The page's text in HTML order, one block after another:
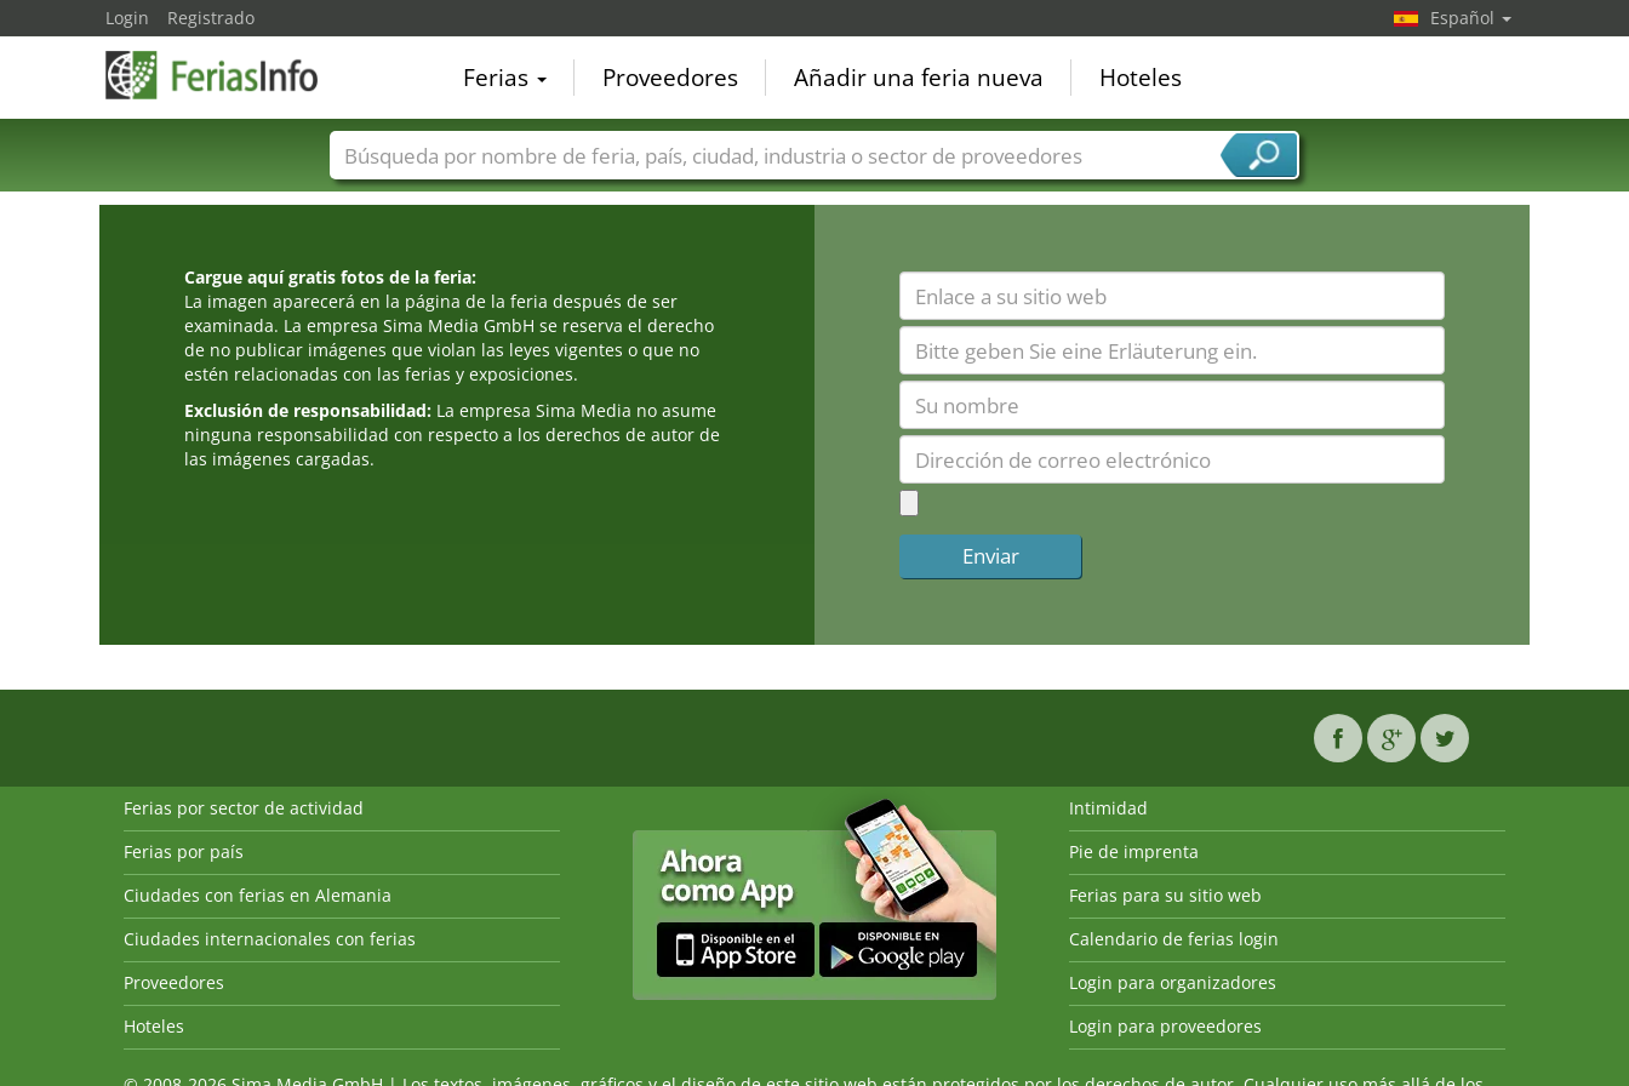
Cargue aquí gratis fotos de la feria:
La imagen aparecerá en la página de la feria después de ser
examinada. La empresa Sima Media GmbH se reserva el derecho
de no publicar imágenes que violan las leyes vigentes o que no
estén relacionadas con las ferias y exposiciones.
Exclusión de responsabilidad: La empresa Sima Media no asume
ninguna responsabilidad con respecto a los derechos de autor de
las imágenes cargadas.
Login Registrado Español
Ferias Proveedores Añadir una feria nueva Hoteles
Nombres de ferias Países Ciudades Sectores de ferias Sectores de proveedor de servicios
Ferias por sector de actividad
Ferias por país
Ciudades con ferias en Alemania
Ciudades internacionales con ferias
Proveedores
Hoteles
Intimidad
Pie de imprenta
Ferias para su sitio web
Calendario de ferias login
Login para organizadores
Login para proveedores